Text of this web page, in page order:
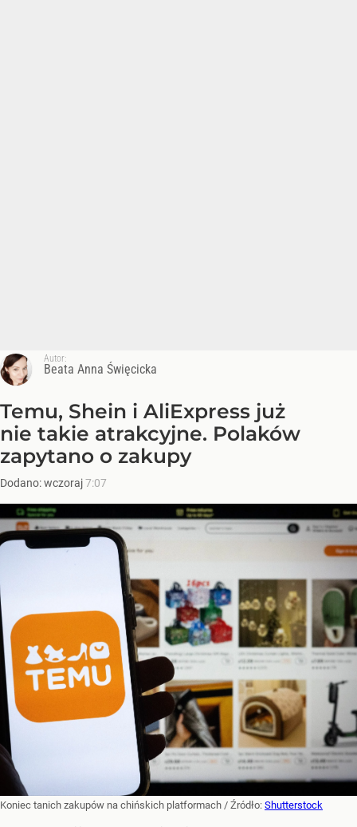
Autor:
Beata Anna Święcicka
Temu, Shein i AliExpress już
nie takie atrakcyjne. Polaków
zapytano o zakupy
Dodano:wczoraj7:07
Koniec tanich zakupów na chińskich platformach / Źródło: Shutterstock